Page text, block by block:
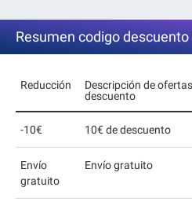
Resumen codigo
Reducción
Descripción de
descuento
-10€ 10€ de descuento
Envío
gratuito
Envío gratuito